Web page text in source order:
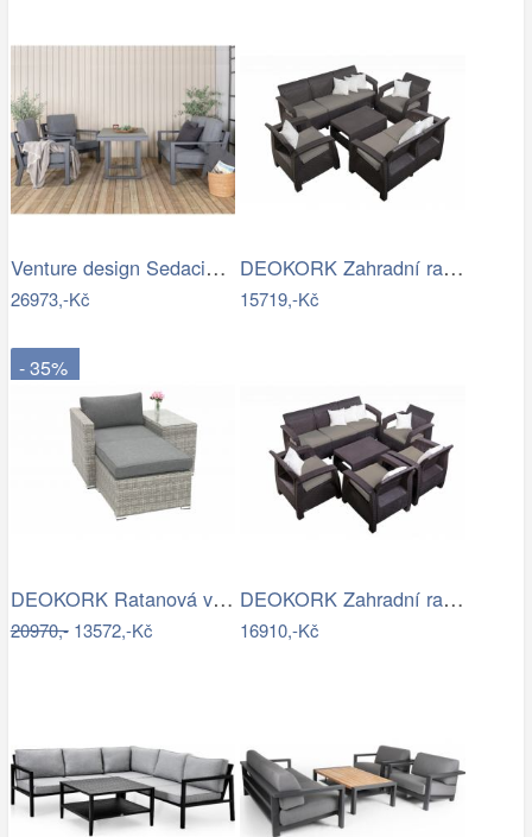
Venture design Sedacia súprava…
26973,-Kč
DEOKORK Zahradní ratanová sestava …
15719,-Kč
- 35%
DEOKORK Ratanová variabilní sestava…
20970,-13572,-Kč
DEOKORK Zahradní ratanová sestava…
16910,-Kč